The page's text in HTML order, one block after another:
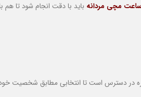
مچی مردانه باید با دقت انجام شود تا
در دسترس است تا انتخابی مطابق شخصیت